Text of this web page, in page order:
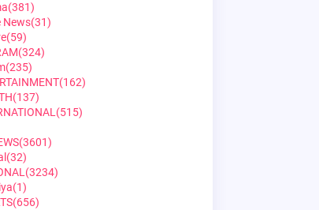
(381)
News(31)
(59)
(324)
(235)
(162)
(137)
(515)
(3601)
(32)
(3234)
(1)
(656)